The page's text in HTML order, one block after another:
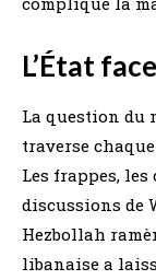
L’État
La question du
traverse
Les frappes,
discussions de
Hezbollah
libanaise a